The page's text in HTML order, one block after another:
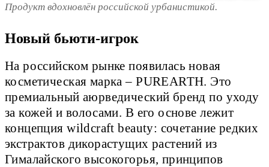
Продукт вдохновлён российской урбанистикой.
Новый бьюти-игрок
На российском рынке появилась новая
косметическая марка – PUREARTH. Это
премиальный аюрведический бренд по уходу
за кожей и волосами. В его основе лежит
концепция wildcraft beauty: сочетание редких
экстрактов дикорастущих растений из
Гималайского высокогорья, принципов